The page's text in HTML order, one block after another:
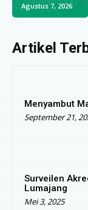
Agustus 5, 2026
Artikel
Menyambut
September 21,
Surveilen
Lumajang
Mei 3, 2025